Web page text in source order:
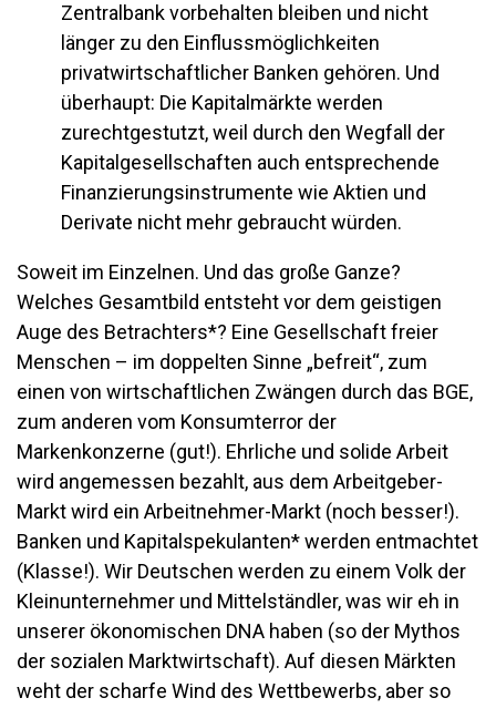
Zentralbank vorbehalten bleiben und nicht
länger zu den Einflussmöglichkeiten
privatwirtschaftlicher Banken gehören. Und
überhaupt: Die Kapitalmärkte werden
zurechtgestutzt, weil durch den Wegfall der
Kapitalgesellschaften auch entsprechende
Finanzierungsinstrumente wie Aktien und
Derivate nicht mehr gebraucht würden.
Soweit im Einzelnen. Und das große Ganze?
Welches Gesamtbild entsteht vor dem geistigen
Auge des Betrachters*? Eine Gesellschaft freier
Menschen – im doppelten Sinne „befreit“, zum
einen von wirtschaftlichen Zwängen durch das BGE,
zum anderen vom Konsumterror der
Markenkonzerne (gut!). Ehrliche und solide Arbeit
wird angemessen bezahlt, aus dem Arbeitgeber-
Markt wird ein Arbeitnehmer-Markt (noch besser!).
Banken und Kapitalspekulanten* werden entmachtet
(Klasse!). Wir Deutschen werden zu einem Volk der
Kleinunternehmer und Mittelständler, was wir eh in
unserer ökonomischen DNA haben (so der Mythos
der sozialen Marktwirtschaft). Auf diesen Märkten
weht der scharfe Wind des Wettbewerbs, aber so